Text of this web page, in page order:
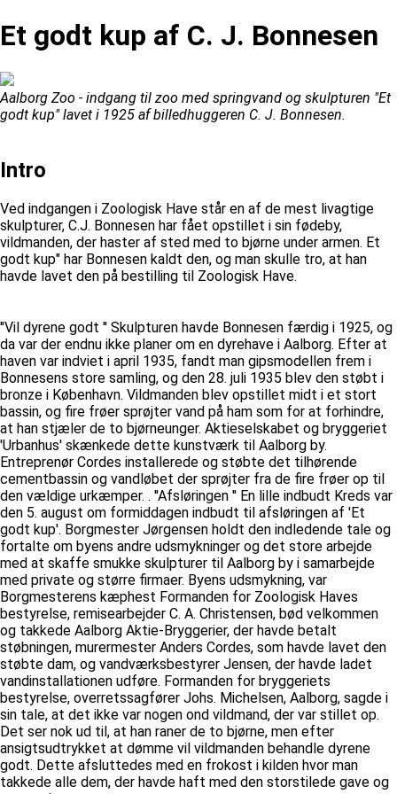
Et godt kup af C. J. Bonnesen
Aalborg Zoo - indgang til zoo med springvand og skulpturen "Et
godt kup" lavet i 1925 af billedhuggeren C. J. Bonnesen.
Intro
Ved indgangen i Zoologisk Have står en af de mest livagtige
skulpturer, C.J. Bonnesen har fået opstillet i sin fødeby,
vildmanden, der haster af sted med to bjørne under armen. Et
godt kup" har Bonnesen kaldt den, og man skulle tro, at han
havde lavet den på bestilling til Zoologisk Have.
''Vil dyrene godt '' Skulpturen havde Bonnesen færdig i 1925, og
da var der endnu ikke planer om en dyrehave i Aalborg. Efter at
haven var indviet i april 1935, fandt man gipsmodellen frem i
Bonnesens store samling, og den 28. juli 1935 blev den støbt i
bronze i København. Vildmanden blev opstillet midt i et stort
bassin, og fire frøer sprøjter vand på ham som for at forhindre,
at han stjæler de to bjørneunger. Aktieselskabet og bryggeriet
'Urbanhus' skænkede dette kunstværk til Aalborg by.
Entreprenør Cordes installerede og støbte det tilhørende
cementbassin og vandløbet der sprøjter fra de fire frøer op til
den vældige urkæmper. . ''Afsløringen '' En lille indbudt Kreds var
den 5. august om formiddagen indbudt til afsløringen af 'Et
godt kup'. Borgmester Jørgensen holdt den indledende tale og
fortalte om byens andre udsmykninger og det store arbejde
med at skaffe smukke skulpturer til Aalborg by i samarbejde
med private og større firmaer. Byens udsmykning, var
Borgmesterens kæphest Formanden for Zoologisk Haves
bestyrelse, remisearbejder C. A. Christensen, bød velkommen
og takkede Aalborg Aktie-Bryggerier, der havde betalt
støbningen, murermester Anders Cordes, som havde lavet den
støbte dam, og vandværksbestyrer Jensen, der havde ladet
vandinstallationen udføre. Formanden for bryggeriets
bestyrelse, overretssagfører Johs. Michelsen, Aalborg, sagde i
sin tale, at det ikke var nogen ond vildmand, der var stillet op.
Det ser nok ud til, at han raner de to bjørne, men efter
ansigtsudtrykket at dømme vil vildmanden behandle dyrene
godt. Dette afsluttedes med en frokost i kilden hvor man
takkede alle dem, der havde haft med den storstilede gave og